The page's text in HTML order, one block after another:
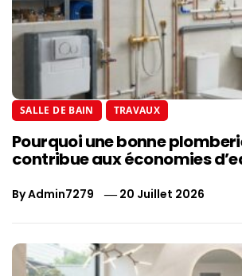
SALLE DE BAIN TRAVAUX
Pourquoi une bonne
contribue aux économies
ByAdmin7279 20 Juillet 2026